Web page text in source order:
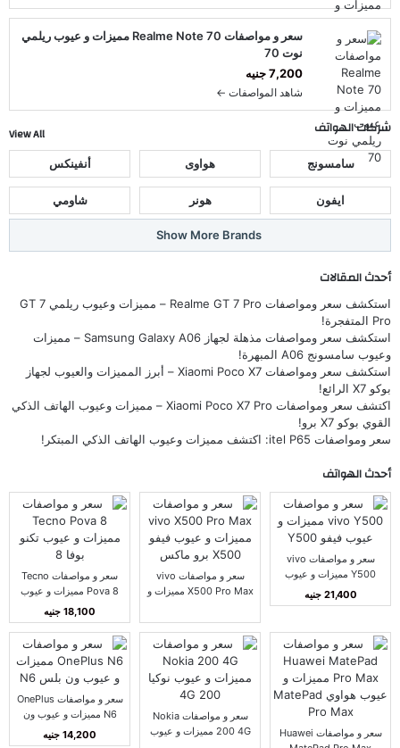
سعر و مواصفات Realme Note 70 مميزات و عيوب ريلمي
نوت 70
7,200 جنيه
شاهد المواصفات ←
شركات الهواتف View All
سامسونج هواوى أنفينكس
ايفون هونر شاومي
Show More Brands
أحدث المقالات
استكشف سعر ومواصفات Realme GT 7 Pro – مميزات وعيوب ريلمي GT 7
Pro المتفجرة!
استكشف سعر ومواصفات مذهلة لجهاز Samsung Galaxy A06 – مميزات
وعيوب سامسونج A06 المبهرة!
استكشف سعر ومواصفات Xiaomi Poco X7 – أبرز المميزات والعيوب لجهاز
بوكو X7 الرائع!
اكتشف سعر ومواصفات Xiaomi Poco X7 Pro – مميزات وعيوب الهاتف الذكي
القوي بوكو X7 برو!
سعر ومواصفات itel P65: اكتشف مميزات وعيوب الهاتف الذكي المبتكر!
أحدث الهواتف
سعر و مواصفات vivo
Y500 مميزات و عيوب
فيفو Y500
21,400 جنيه
سعر و مواصفات vivo
X500 Pro Max مميزات و
ماكس
سعر و مواصفات Tecno
Pova 8 مميزات و عيوب
تكنو بوفا 8
18,100 جنيه
سعر و مواصفات Huawei
سعر و مواصفات Nokia
200 4G مميزات و عيوب
سعر و مواصفات OnePlus
N6 مميزات و عيوب ون
بلس N6
14,200 جنيه